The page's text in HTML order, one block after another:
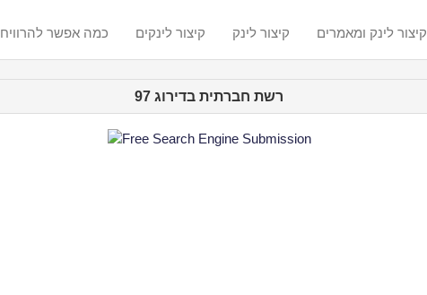
? כמה אפשר להרוויח קיצור לינקים קיצור לינק קיצור לינק ומאמרים
רשת חברתית בדירוג 97